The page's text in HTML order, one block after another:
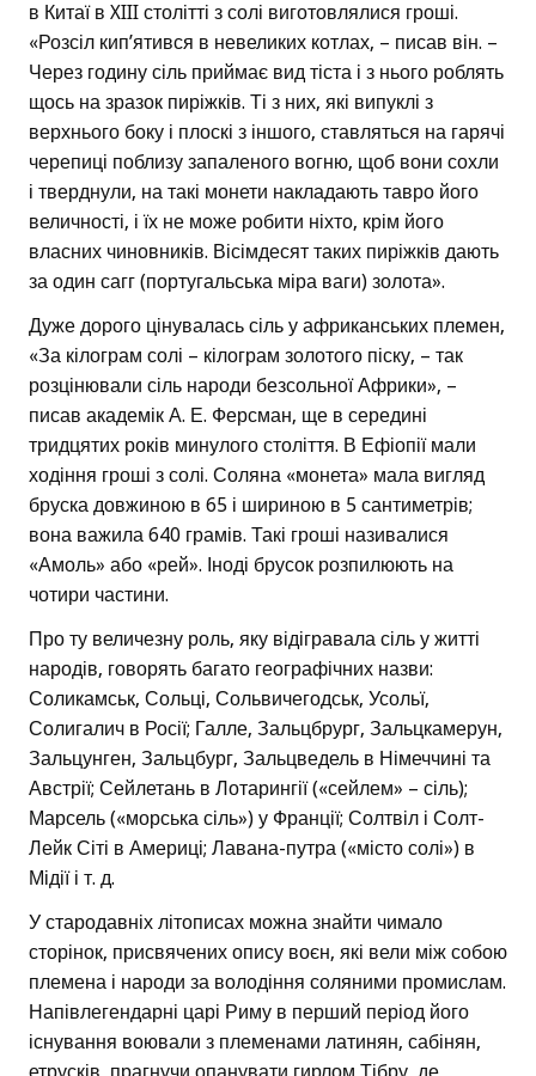
в Китаї в XIII столітті з солі виготовлялися гроші.
«Розсіл кип’ятився в невеликих котлах, – писав він. –
Через годину сіль приймає вид тіста і з нього роблять
щось на зразок пиріжків. Ті з них, які випуклі з
верхнього боку і плоскі з іншого, ставляться на гарячі
черепиці поблизу запаленого вогню, щоб вони сохли
і тверднули, на такі монети накладають тавро його
величності, і їх не може робити ніхто, крім його
власних чиновників. Вісімдесят таких пиріжків дають
за один сагг (португальська міра ваги) золота».
Дуже дорого цінувалась сіль у африканських племен,
«За кілограм солі – кілограм золотого піску, – так
розцінювали сіль народи безсольної Африки», –
писав академік А. Е. Ферсман, ще в середині
тридцятих років минулого століття. В Ефіопії мали
ходіння гроші з солі. Соляна «монета» мала вигляд
бруска довжиною в 65 і шириною в 5 сантиметрів;
вона важила 640 грамів. Такі гроші називалися
«Амоль» або «рей». Іноді брусок розпилюють на
чотири частини.
Про ту величезну роль, яку відігравала сіль у житті
народів, говорять багато географічних назви:
Соликамськ, Сольці, Сольвичегодськ, Усольї,
Солигалич в Росії; Галле, Зальцбрург, Зальцкамерун,
Зальцунген, Зальцбург, Зальцведель в Німеччині та
Австрії; Сейлетань в Лотарингії («сейлем» – сіль);
Марсель («морська сіль») у Франції; Солтвіл і Солт-
Лейк Сіті в Америці; Лавана-путра («місто солі») в
Мідії і т. д.
У стародавніх літописах можна знайти чимало
сторінок, присвячених опису воєн, які вели між собою
племена і народи за володіння соляними промислам.
Напівлегендарні царі Риму в перший період його
існування воювали з племенами латинян, сабінян,